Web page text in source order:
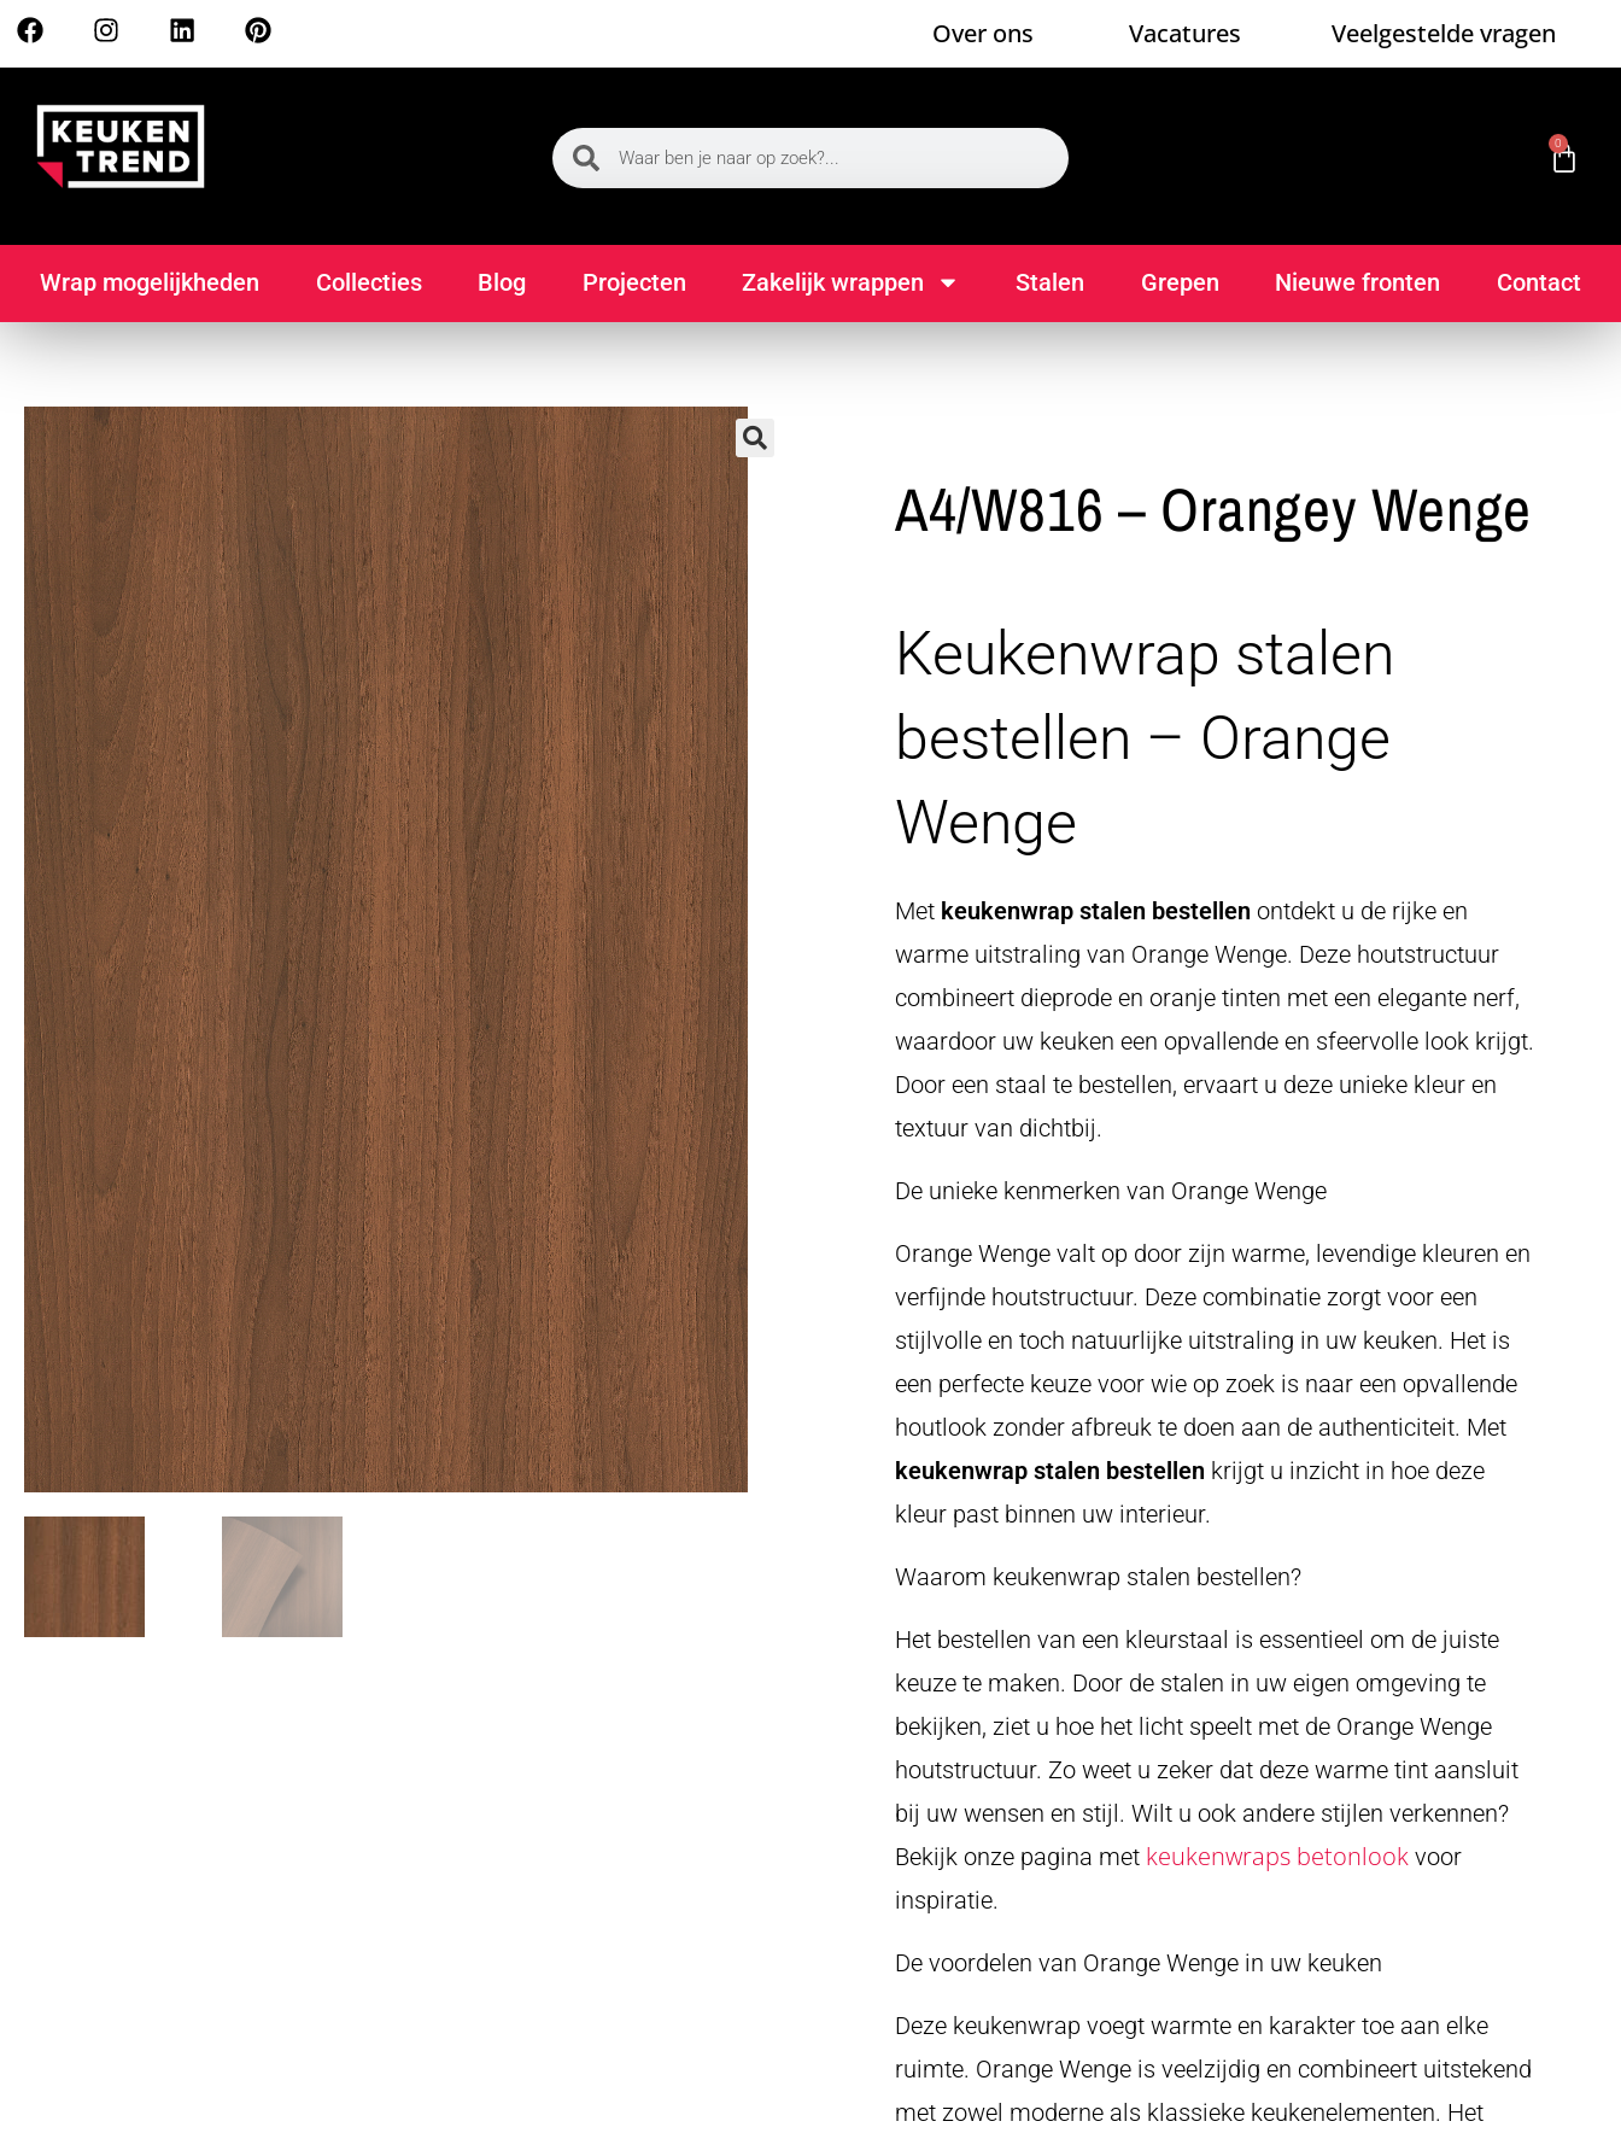
Over ons Vacatures Veelgestelde vragen
0
Wrap mogelijkheden Collecties Blog Projecten Zakelijk wrappen Stalen Grepen Nieuwe fronten Contact
A4/W816 – Orangey Wenge
Keukenwrap stalen
bestellen – Orange
Wenge
Met keukenwrap stalen bestellen ontdekt u de rijke en
warme uitstraling van Orange Wenge. Deze houtstructuur
combineert dieprode en oranje tinten met een elegante nerf,
waardoor uw keuken een opvallende en sfeervolle look krijgt.
Door een staal te bestellen, ervaart u deze unieke kleur en
textuur van dichtbij.
De unieke kenmerken van Orange Wenge
Orange Wenge valt op door zijn warme, levendige kleuren en
verfijnde houtstructuur. Deze combinatie zorgt voor een
stijlvolle en toch natuurlijke uitstraling in uw keuken. Het is
een perfecte keuze voor wie op zoek is naar een opvallende
houtlook zonder afbreuk te doen aan de authenticiteit. Met
keukenwrap stalen bestellen krijgt u inzicht in hoe deze
kleur past binnen uw interieur.
Waarom keukenwrap stalen bestellen?
Het bestellen van een kleurstaal is essentieel om de juiste
keuze te maken. Door de stalen in uw eigen omgeving te
bekijken, ziet u hoe het licht speelt met de Orange Wenge
houtstructuur. Zo weet u zeker dat deze warme tint aansluit
bij uw wensen en stijl. Wilt u ook andere stijlen verkennen?
Bekijk onze pagina met keukenwraps betonlook voor
inspiratie.
De voordelen van Orange Wenge in uw keuken
Deze keukenwrap voegt warmte en karakter toe aan elke
ruimte. Orange Wenge is veelzijdig en combineert uitstekend
met zowel moderne als klassieke keukenelementen. Het